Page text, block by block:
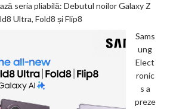
seria pliabilă: Debutul noilor Galaxy Z
Ultra, Fold8 și Flip8
Sams
ung
Elect
ronic
s a
preze